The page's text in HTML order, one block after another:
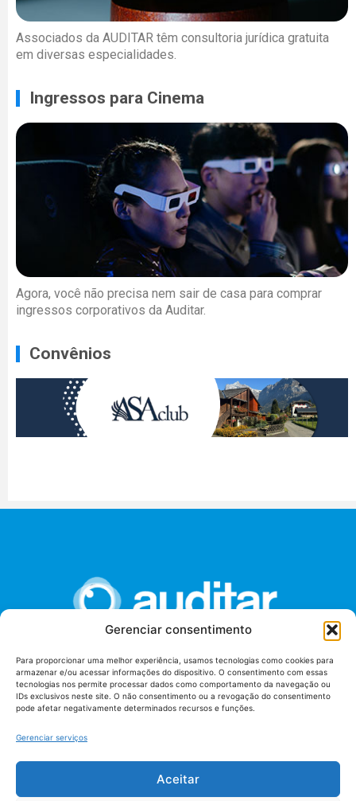
Gerenciar consentimento
Para proporcionar uma melhor experiência, usamos tecnologias como cookies para
armazenar e/ou acessar informações do dispositivo. O consentimento com essas
tecnologias nos permite processar dados como comportamento da navegação ou
IDs exclusivos neste site. O não consentimento ou a revogação do consentimento
pode afetar negativamente determinados recursos e funções.
Gerenciar serviços
Aceitar
Associados da AUDITAR têm consultoria jurídica gratuita
em diversas especialidades.
Ingressos para Cinema
Agora, você não precisa nem sair de casa para comprar
ingressos corporativos da Auditar.
Convênios
União dos Auditores Federais de Controle Externo -
AUDITAR
Setor de Administração Federal Sul (SAF/Sul), Qd. 04, Lt. 01
Tribunal de Contas da União (TCU), Subsolo, Sala S04
Termos de uso